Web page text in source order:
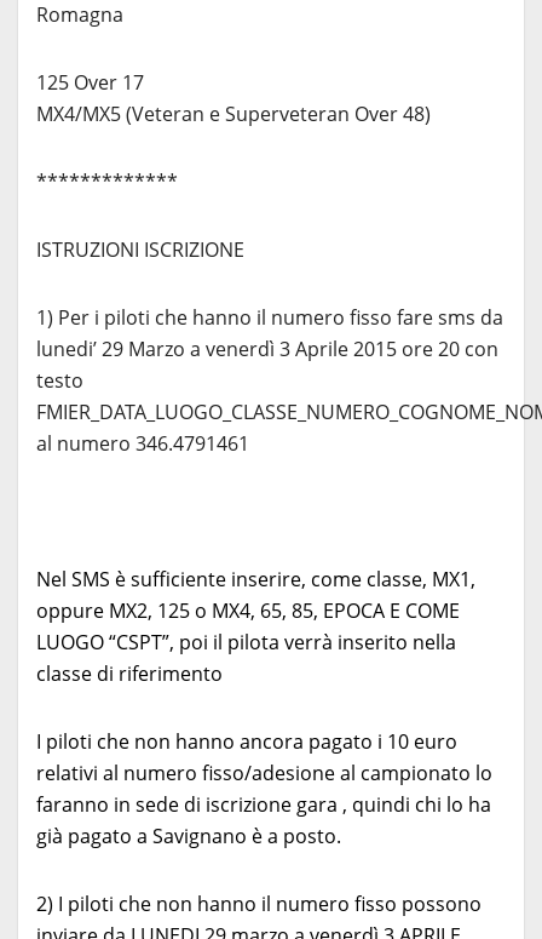
Romagna
125 Over 17
MX4/MX5 (Veteran e Superveteran Over 48)
*************
ISTRUZIONI ISCRIZIONE
1) Per i piloti che hanno il numero fisso fare sms da
lunedi’ 29 Marzo a venerdì 3 Aprile 2015 ore 20 con
testo
al numero 346.4791461
Nel SMS è sufficiente inserire, come classe, MX1,
oppure MX2, 125 o MX4, 65, 85, EPOCA E COME
LUOGO “CSPT”, poi il pilota verrà inserito nella
classe di riferimento
I piloti che non hanno ancora pagato i 10 euro
relativi al numero fisso/adesione al campionato lo
faranno in sede di iscrizione gara , quindi chi lo ha
già pagato a Savignano è a posto.
2) I piloti che non hanno il numero fisso possono